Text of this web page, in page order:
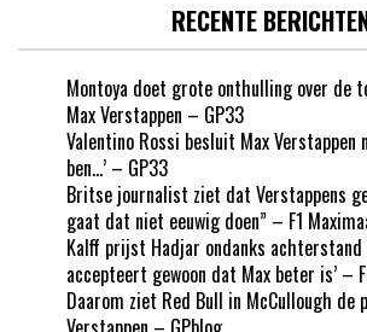
RECENTE
Montoya doet grote onthulling over de
Max Verstappen – GP33
Valentino Rossi besluit Max Verstappen
ben…’ – GP33
Britse journalist ziet dat Verstappens
gaat dat niet eeuwig doen” – F1
Kalff prijst Hadjar ondanks achterstand
accepteert gewoon dat Max beter is’ –
Daarom ziet Red Bull in McCullough de